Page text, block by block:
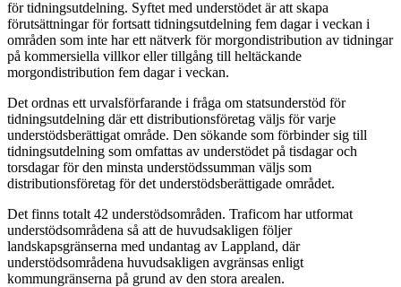
för tidningsutdelning. Syftet med understödet är att skapa
förutsättningar för fortsatt tidningsutdelning fem dagar i veckan i
områden som inte har ett nätverk för morgondistribution av tidningar
på kommersiella villkor eller tillgång till heltäckande
morgondistribution fem dagar i veckan.
Det ordnas ett urvalsförfarande i fråga om statsunderstöd för
tidningsutdelning där ett distributionsföretag väljs för varje
understödsberättigat område. Den sökande som förbinder sig till
tidningsutdelning som omfattas av understödet på tisdagar och
torsdagar för den minsta understödssumman väljs som
distributionsföretag för det understödsberättigade området.
Det finns totalt 42 understödsområden. Traficom har utformat
understödsområdena så att de huvudsakligen följer
landskapsgränserna med undantag av Lappland, där
understödsområdena huvudsakligen avgränsas enligt
kommungränserna på grund av den stora arealen.